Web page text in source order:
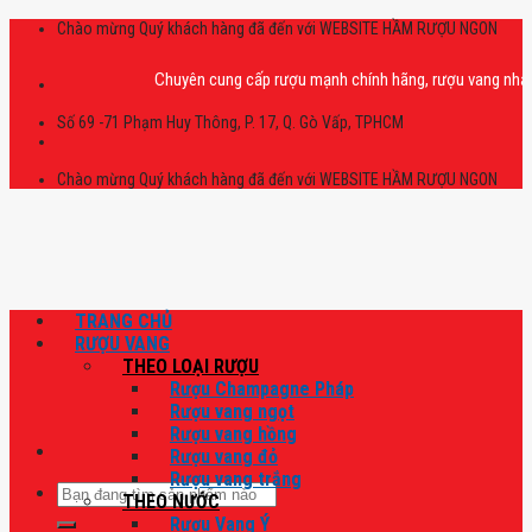
Skip
Chào mừng Quý khách hàng đã đến với WEBSITE HẦM RƯỢU NGON
Chuyên cung cấp rượu mạnh chính hãng, rượu vang nhập
Số 69 -71 Phạm Huy Thông, P. 17, Q. Gò Vấp, TPHCM
Chào mừng Quý khách hàng đã đến với WEBSITE HẦM RƯỢU NGON
Tìm
kiếm:
TRANG CHỦ
RƯỢU VANG
THEO LOẠI RƯỢU
Rượu Champagne Pháp
Rượu vang ngọt
Rượu vang hồng
Rượu vang đỏ
Rượu vang trắng
THEO NƯỚC
Rượu Vang Ý